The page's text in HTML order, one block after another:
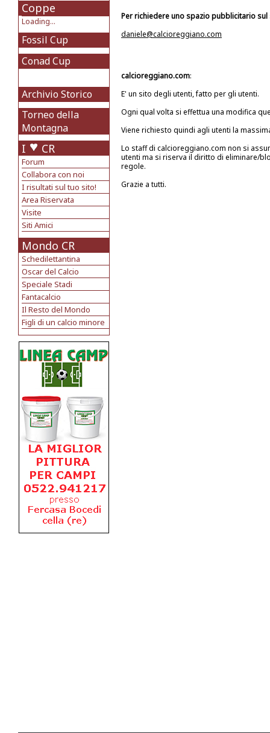
Coppe
Loading...
Fossil Cup
Conad Cup
Archivio Storico
Torneo della
Montagna
I CR
Forum
Collabora con noi
I risultati sul tuo sito!
Area Riservata
Visite
Siti Amici
Mondo CR
Schedilettantina
Oscar del Calcio
Speciale Stadi
Fantacalcio
Il Resto del Mondo
Figli di un calcio minore
Per richiedere uno spazio pubblicitario
daniele@calcioreggiano.com
calcioreggiano.com:
E' un sito degli utenti, fatto per gli utenti.
Ogni qual volta si effettua una modifica
Viene richiesto quindi agli utenti la
Lo staff di calcioreggiano.com non si
utenti ma si riserva il diritto di eliminare/
regole.
Grazie a tutti.